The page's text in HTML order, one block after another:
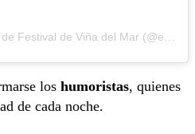
Una publicación compartida de Festival de Viña del Mar (@elfestivaldevina)
los humoristas, quienes
de cada noche.